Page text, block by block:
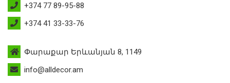
+374 77 89-95-88
+374 41 33-33-76
Փարաքար Երևանյան 8, 1149
info@alldecor.am